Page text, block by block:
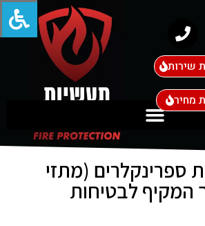
שירות
מחיר
ספרינקלרים (מתזי
המקיף לבטיחות